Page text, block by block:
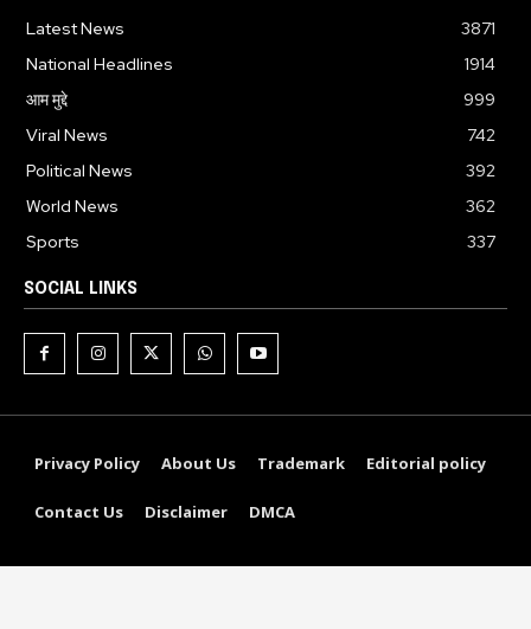
Latest News
3871
National Headlines
1914
आम मुद्दे
999
Viral News
742
Political News
392
World News
362
Sports
337
SOCIAL LINKS
Privacy Policy About Us Trademark Editorial policy
Contact Us Disclaimer DMCA